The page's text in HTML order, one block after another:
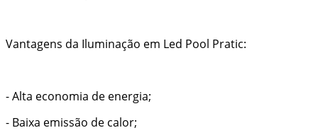
Vantagens da Iluminação em Led Pool Pratic:
- Alta economia de energia;
- Baixa emissão de calor;